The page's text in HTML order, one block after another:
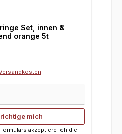
Set, innen &
orange 5t
mich
akzeptiere ich die